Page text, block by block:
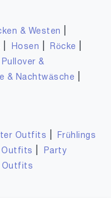
& Westen
Hosen Röcke
Pullover &
& Nachtwäsche
Outfits
Frühlings
Outfits
Party
Outfits